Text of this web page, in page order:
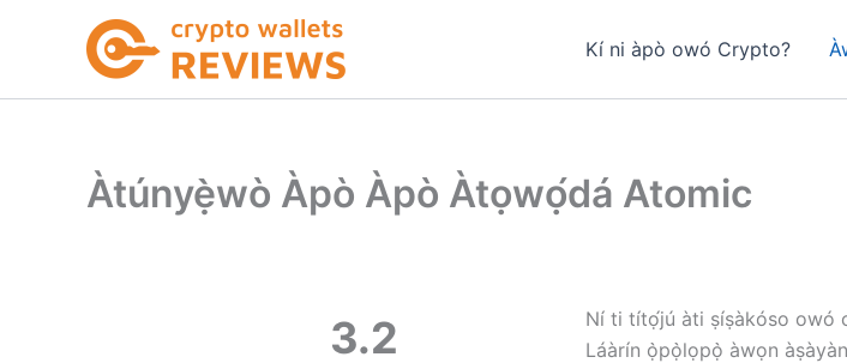
Kí ni àpò owó Crypto?
Àtúnyẹ̀wò Àpò Àpò Àtọwọ́dá Atomic
3.2
Ní ti títọ́jú àti ṣíṣàkóso owó
Láàrín ọ̀pọ̀lọpọ̀ àwọn